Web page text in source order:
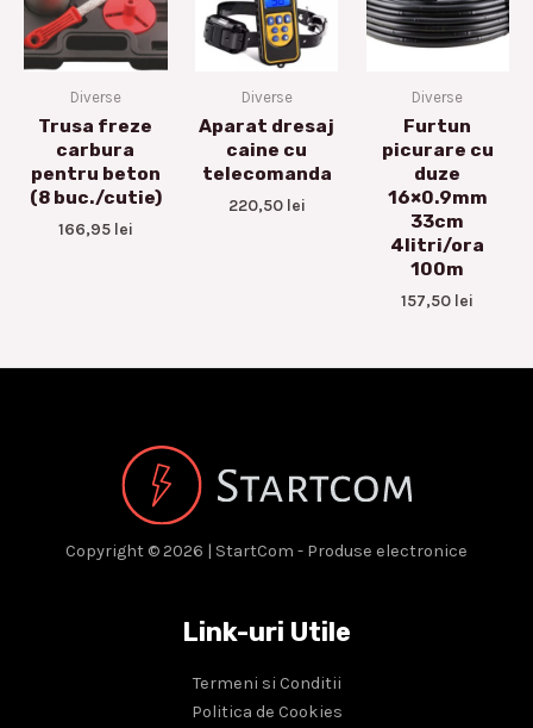
Diverse
Trusa freze
carbura
pentru beton
(8 buc./cutie)
166,95 lei
Diverse
Aparat dresaj
caine cu
telecomanda
220,50 lei
Diverse
Furtun
picurare cu
duze
16×0.9mm
33cm
4litri/ora
100m
157,50 lei
Copyright © 2026 | StartCom - Produse electronice
Link-uri Utile
Termeni si Conditii
Politica de Cookies